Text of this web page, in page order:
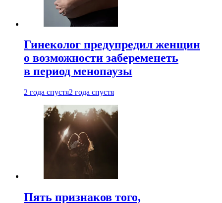
Гинеколог предупредил женщин
о возможности забеременеть
в период менопаузы
2 года спустя2 года спустя
Пять признаков того,